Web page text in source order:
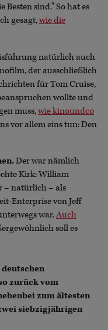
Besten sind." So hat es
gesagt,wie die
natürlich auch
der ausschließlich
für Tom Cruise,
wollte und
muss,wie kinoundco
vor allem eins tun: Den
Der war nämlich
Kirk: William
– natürlich – als
Enterprise von Jeff
war.Auch
soll es
zurück vom
zum ältesten
siebzigjährigen